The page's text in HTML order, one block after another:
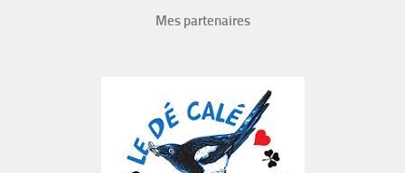
Mes partenaires